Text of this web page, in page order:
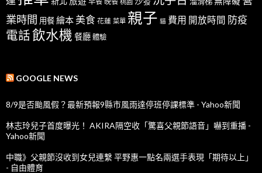
業時間 用餐繪本 美食 花蓮 菜單 親子 貓 費用 開放時間 防疫
電話飲水機 餐廳 體驗
GOOGLE NEWS
8/9是否颱風假？最新預報9縣市風雨達停班停課標準 - Yahoo新聞
林志玲兒子首度曝光！ AKIRA隔空收「驚喜父親節語音」嚇到重播 -
Yahoo新聞
中職》父親節沒收到女兒連繫 平野惠一點名兩選手表現「期待以上」
- 自由體育